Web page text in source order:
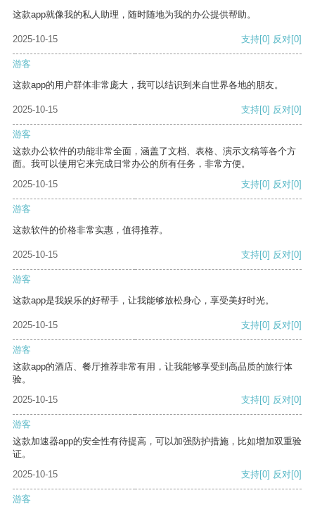
这款app就像我的私人助理，随时随地为我的办公提供帮助。
2025-10-15 支持[0] 反对[0]
游客
这款app的用户群体非常庞大，我可以结识到来自世界各地的朋友。
2025-10-15 支持[0] 反对[0]
游客
这款办公软件的功能非常全面，涵盖了文档、表格、演示文稿等各个方
面。我可以使用它来完成日常办公的所有任务，非常方便。
2025-10-15
支持[0] 反对[0]
游客
这款软件的价格非常实惠，值得推荐。
2025-10-15 支持[0] 反对[0]
游客
这款app是我娱乐的好帮手，让我能够放松身心，享受美好时光。
2025-10-15 支持[0] 反对[0]
游客
这款app的酒店、餐厅推荐非常有用，让我能够享受到高品质的旅行体
验。
2025-10-15
支持[0] 反对[0]
游客
这款加速器app的安全性有待提高，可以加强防护措施，比如增加双重验
证。
2025-10-15
支持[0] 反对[0]
游客